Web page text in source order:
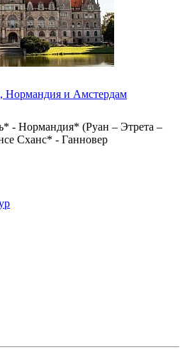
Нормандия и Амстердам
- Нормандия* (Руан – Этрета –
Сханс* - Ганновер